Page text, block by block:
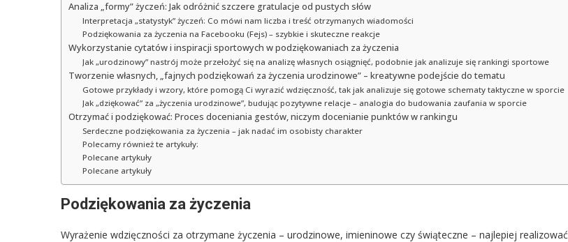
Analiza „formy” życzeń: Jak odróżnić szczere gratulacje od pustych słów
Interpretacja „statystyk” życzeń: Co mówi nam liczba i treść otrzymanych wiadomości
Podziękowania za życzenia na Facebooku (Fejs) – szybkie i skuteczne reakcje
Wykorzystanie cytatów i inspiracji sportowych w podziękowaniach za życzenia
Jak „urodzinowy” nastrój może przełożyć się na analizę własnych osiągnięć, podobnie jak analizuje się rankingi sportowe
Tworzenie własnych, „fajnych podziękowań za życzenia urodzinowe” – kreatywne podejście do tematu
Gotowe przykłady i wzory, które pomogą Ci wyrazić wdzięczność, tak jak analizuje się gotowe schematy taktyczne w sporcie
Jak „dziękować” za „życzenia urodzinowe”, budując pozytywne relacje – analogia do budowania zaufania w sporcie
Otrzymać i podziękować: Proces doceniania gestów, niczym docenianie punktów w rankingu
Serdeczne podziękowania za życzenia – jak nadać im osobisty charakter
Polecamy również te artykuły:
Polecane artykuły
Polecane artykuły
Podziękowania za życzenia
Wyrażenie wdzięczności za otrzymane życzenia – urodzinowe, imieninowe czy świąteczne – najlepiej realizować